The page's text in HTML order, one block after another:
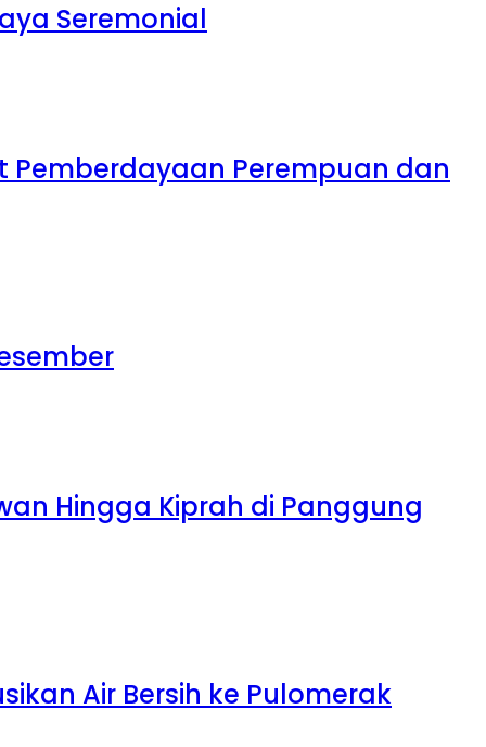
Seremonial
Pemberdayaan Perempuan dan
Hingga Kiprah di Panggung
Air Bersih ke Pulomerak